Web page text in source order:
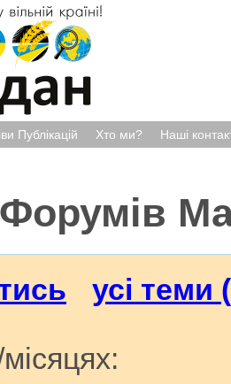
Публікацій Хто ми? Наші
усі теми